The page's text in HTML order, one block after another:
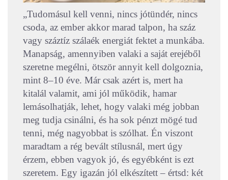
„Tudomásul kell venni, nincs jótündér, nincs
csoda, az ember akkor marad talpon, ha száz
vagy száztíz szálaék energiát fektet a munkába.
Manapság, amennyiben valaki a saját erejéből
szeretne megélni, ötször annyit kell dolgoznia,
mint 8–10 éve. Már csak azért is, mert ha
kitalál valamit, ami jól működik, hamar
lemásolhatják, lehet, hogy valaki még jobban
meg tudja csinálni, és ha sok pénzt mögé tud
tenni, még nagyobbat is szólhat. Én viszont
maradtam a rég bevált stílusnál, mert úgy
érzem, ebben vagyok jó, és egyébként is ezt
szeretem. Egy igazán jól elkészített – értsd: két